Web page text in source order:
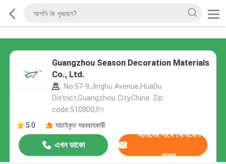
Guangzhou Season Decoration Materials
Co., Ltd.
No.57-9,Jinghu Avenue,HuaDu
District,Guangzhou City,China. Zip
code:510800,চীন
5.0
যাচাইকৃত সরবরাহকারী
এখন ডাকো
আমাদের সাথে যোগাযোগ
করুন